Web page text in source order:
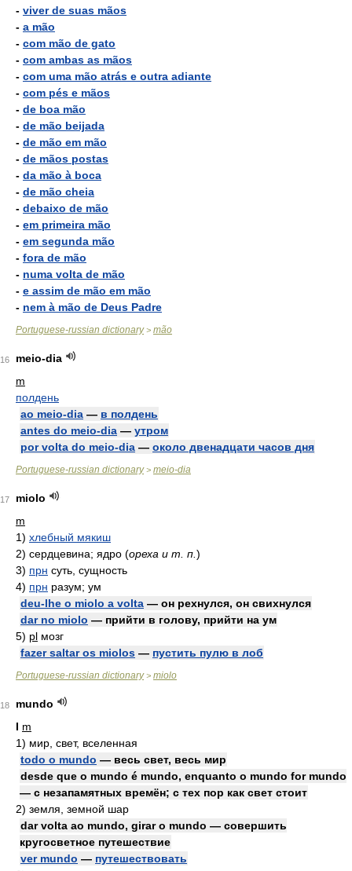
- viver de suas mãos
- a mão
- com mão de gato
- com ambas as mãos
- com uma mão atrás e outra adiante
- com pés e mãos
- de boa mão
- de mão beijada
- de mão em mão
- de mãos postas
- da mão à boca
- de mão cheia
- debaixo de mão
- em primeira mão
- em segunda mão
- fora de mão
- numa volta de mão
- e assim de mão em mão
- nem à mão de Deus Padre
Portuguese-russian dictionary> mão
16
meio-dia
m
полдень
ao meio-dia — в полдень
antes do meio-dia — утром
por volta do meio-dia — около двенадцати часов дня
Portuguese-russian dictionary> meio-dia
17
miolo
m
1) хлебный мякиш
2) сердцевина; ядро (ореха и т. п. )
3) прн суть, сущность
4) прн разум; ум
deu-lhe o miolo a volta — он рехнулся, он свихнулся
dar no miolo — прийти в голову, прийти на ум
5) pl мозг
fazer saltar os miolos — пустить пулю в лоб
Portuguese-russian dictionary> miolo
18
mundo
I m
1) мир, свет, вселенная
todo o mundo — весь свет, весь мир
desde que o mundo é mundo, enquanto o mundo for mundo
— с незапамятных времён; с тех пор как свет стоит
2) земля, земной шар
dar volta ao mundo, girar o mundo — совершить
кругосветное путешествие
ver mundo — путешествовать